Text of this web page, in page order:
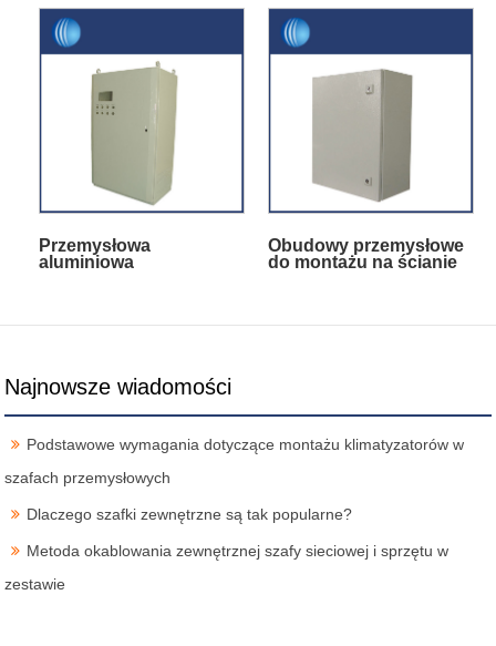
Przemysłowa
aluminiowa
Obudowy przemysłowe
do montażu na ścianie
Najnowsze wiadomości
Podstawowe wymagania dotyczące montażu klimatyzatorów w
szafach przemysłowych
Dlaczego szafki zewnętrzne są tak popularne?
Metoda okablowania zewnętrznej szafy sieciowej i sprzętu w
zestawie